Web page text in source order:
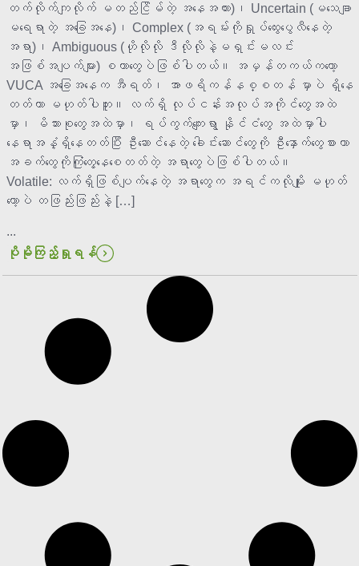
တက်လိုက်ကျလိုက် မတည်ငြိမ်တဲ့ အနေအထား)၊ Uncertain (မသေချာ
မရေရာတဲ့ အခြေအနေ)၊ Complex (အရမ်းကိုရှုပ်ထွေးပွေလီနေတဲ့
အရာ)၊ Ambiguous (ဟိုလိုလို ဒီလိုလိုနဲ့မရှင်းမလင်း
အဖြစ်အပျက်များ) စတာတွေပဲဖြစ်ပါတယ်။ အမှန်တကယ်ကတော့
VUCA အခြေအနေက အီရတ်၊ အာဖရိကန်နစ္စတန် မှာပဲ ရှိနေ
တတ်တာ မဟုတ်ပါဘူး။ လက်ရှိ လုပ်ငန်းအလုပ်အကိုင်တွေအထဲ
မှာ၊ မိသားစုတွေအထဲမှာ၊ ရပ်ကွက်ကျေးရွာ နိုင်ငံတွေ အထဲမှာပါ
နေရာအနှံ့ရှိနေတတ်ပြီး ဦးဆောင်နေတဲ့ ခေါင်းဆောင်တွေကို ဦးနှောက်တွေစားကာ
အခက်တွေကိုကြုံတွေ့နေစေတတ်တဲ့ အရာတွေပဲဖြစ်ပါတယ်။
Volatile: လက်ရှိဖြစ်ပျက်နေတဲ့ အရာတွေက အရင်ကလိုမျိုး မဟုတ်
တော့ပဲ တဖြည်းဖြည်းနဲ့ […]
...
ပိုမိုကြည့်ရှုရန်